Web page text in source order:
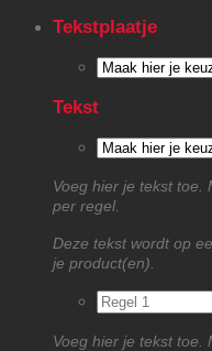
Tekstplaatje
Tekst
Voeg hier je tekst toe.
per regel.
Deze tekst wordt op
je product(en).
Voeg hier je tekst toe.